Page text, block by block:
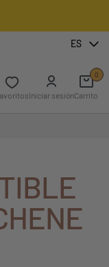
ES
Iniciar sesiónCarrito
0